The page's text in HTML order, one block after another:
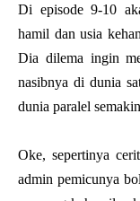
Di episode 9-10
hamil dan usia
Dia dilema ingin
nasibnya di dunia
dunia paralel
Oke, sepertinya
admin pemicunya